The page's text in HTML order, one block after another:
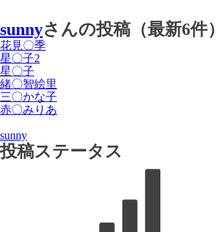
sunnyさんの投稿（最新6件）
花見〇季
星〇子2
星〇子
緒〇智絵里
三〇かな子
赤〇みりあ
sunny
投稿ステータス